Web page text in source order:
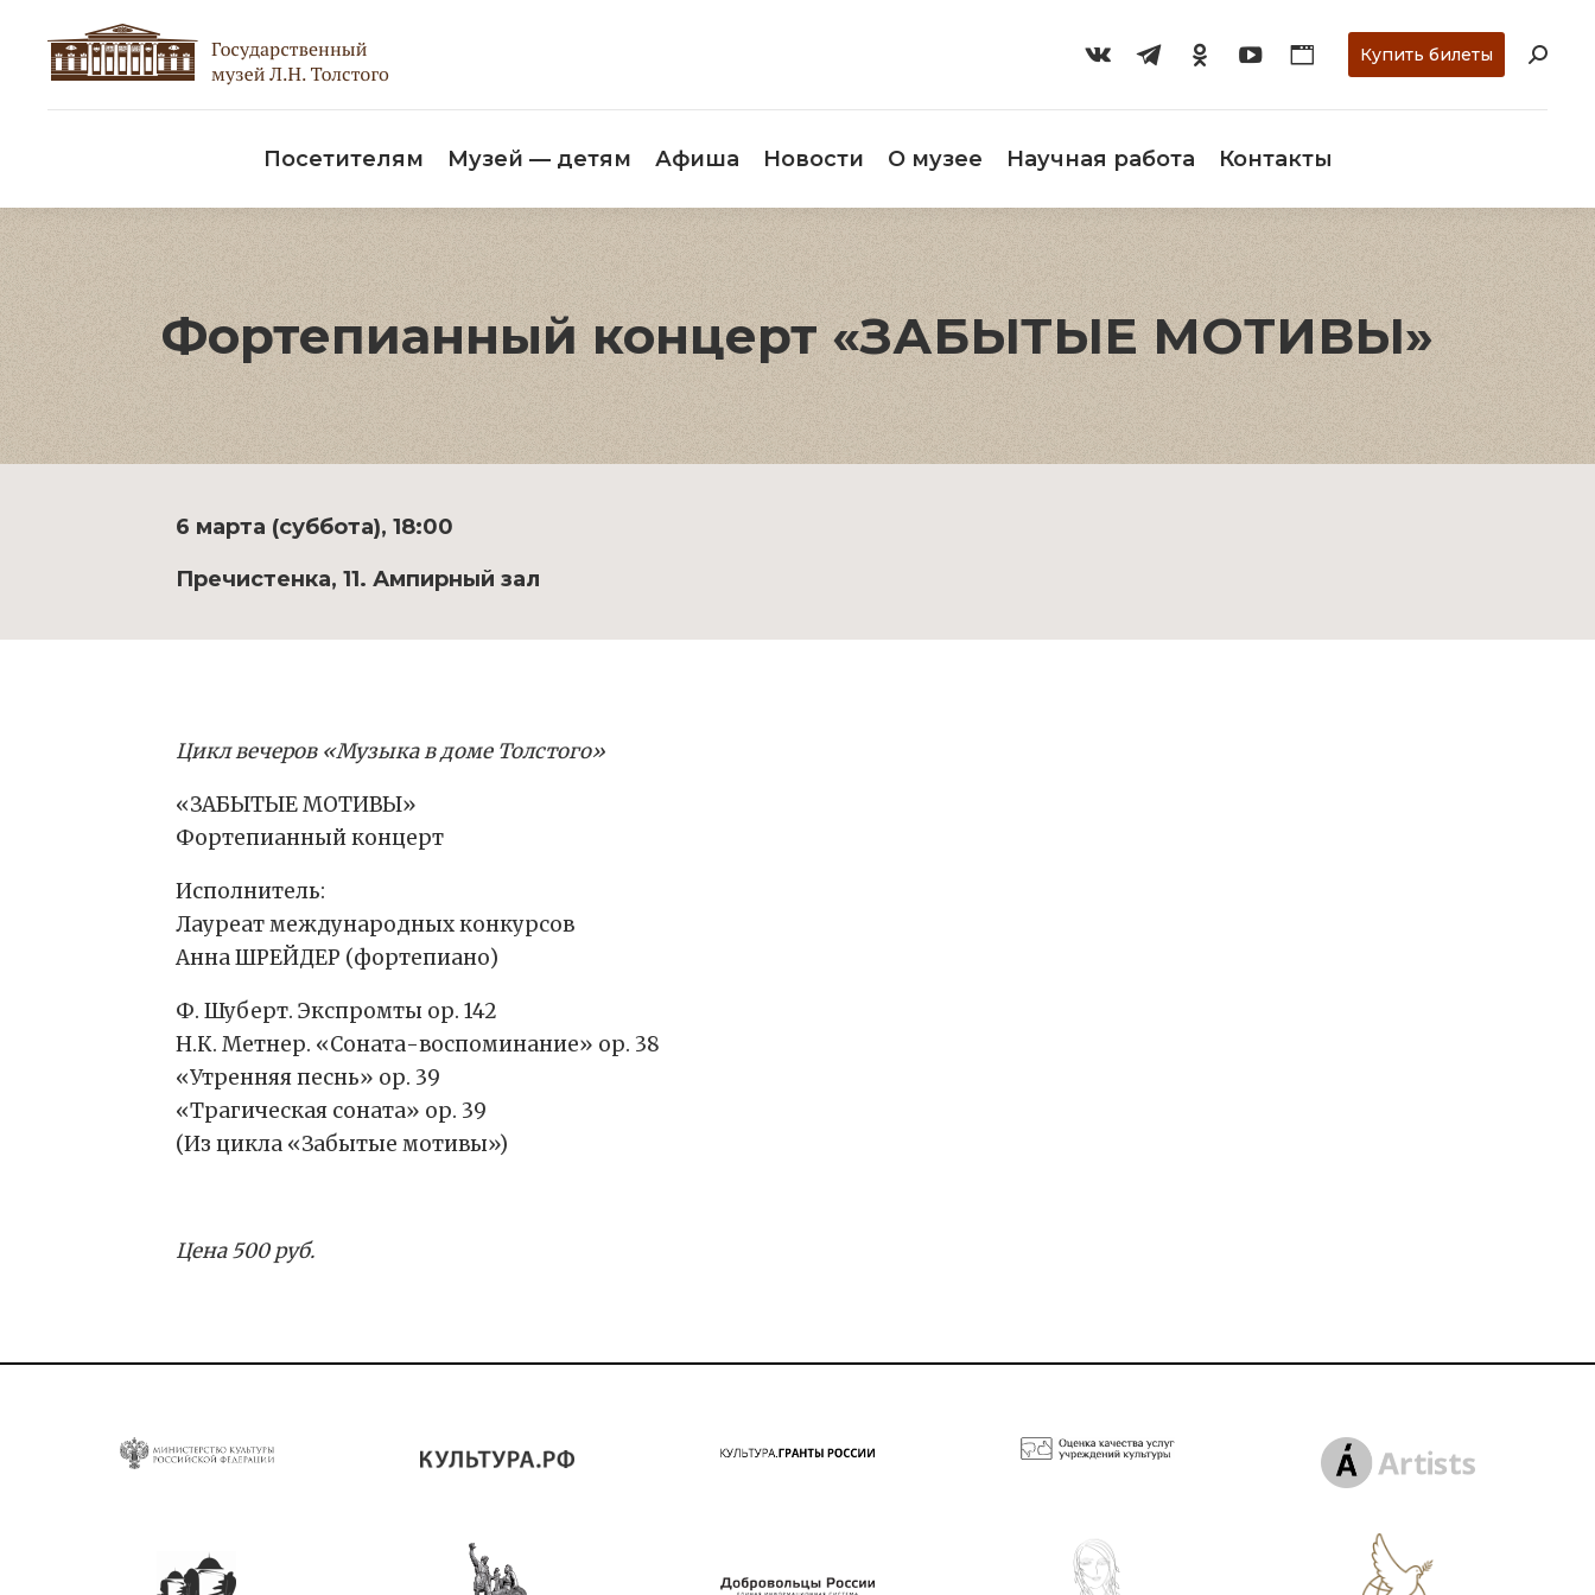
Купить билеты
Посетителям Музей — детям Афиша Новости О музее Научная работа Контакты
Фортепианный концерт «ЗАБЫТЫЕ МОТИВЫ»
6 марта (суббота), 18:00
Пречистенка, 11. Ампирный зал
Цикл вечеров «Музыка в доме Толстого»
«ЗАБЫТЫЕ МОТИВЫ»
Фортепианный концерт
Исполнитель:
Лауреат международных конкурсов
Анна ШРЕЙДЕР (фортепиано)
Ф. Шуберт. Экспромты ор. 142
Н.К. Метнер. «Соната-воспоминание» ор. 38
«Утренняя песнь» ор. 39
«Трагическая соната» ор. 39
(Из цикла «Забытые мотивы»)
Цена 500 руб.
О музее Научная работа Контакты